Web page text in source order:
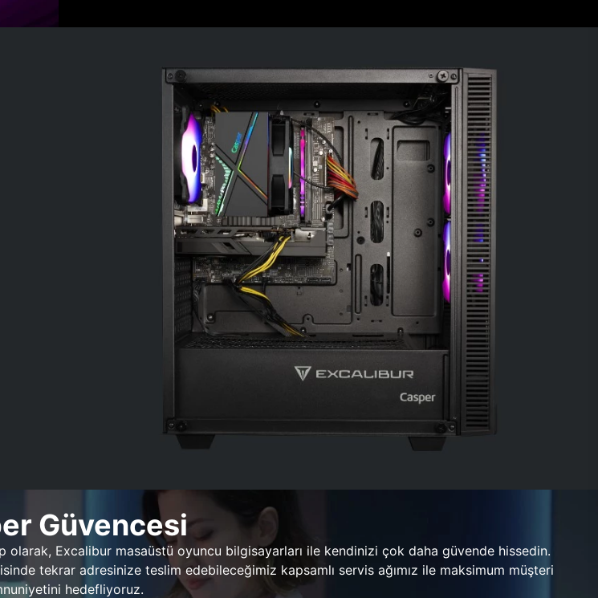
Güvencesi
Excalibur masaüstü oyuncu bilgisayarları ile kendinizi çok daha güvende hissedin.
tekrar adresinize teslim edebileceğimiz kapsamlı servis ağımız ile maksimum müşteri
hedefliyoruz.